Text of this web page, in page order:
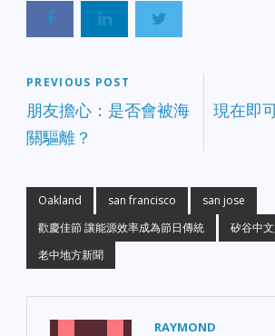
PREVIOUS POST
朋友擔心：是否會被海
關驅離？
現在即
Oakland san francisco
san jose
歡慶佳節 讓能源效率成為節日傳統
矽谷中
老中地方新聞
RAYMOND